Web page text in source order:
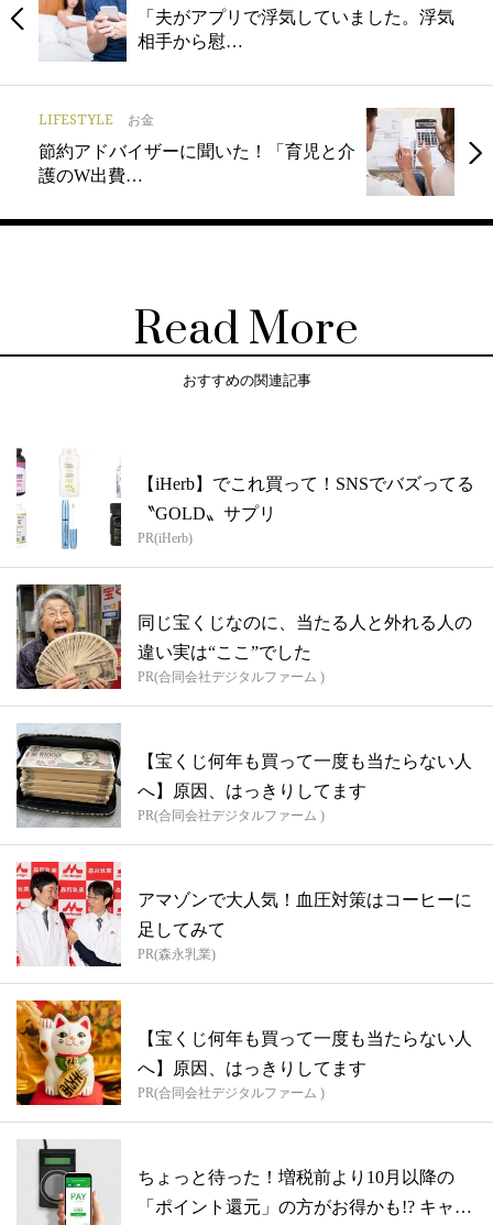
「夫がアプリで浮気していました。浮気
相手から慰…
LIFESTYLE お金
節約アドバイザーに聞いた！「育児と介
護のW出費…
Read More
おすすめの関連記事
【iHerb】でこれ買って！SNSでバズってる
〝GOLD〟サプリ
PR(iHerb)
同じ宝くじなのに、当たる人と外れる人の
違い実は“ここ”でした
PR(合同会社デジタルファーム )
【宝くじ何年も買って一度も当たらない人
へ】原因、はっきりしてます
PR(合同会社デジタルファーム )
アマゾンで大人気！血圧対策はコーヒーに
足してみて
PR(森永乳業)
【宝くじ何年も買って一度も当たらない人
へ】原因、はっきりしてます
PR(合同会社デジタルファーム )
ちょっと待った！増税前より10月以降の
「ポイント還元」の方がお得かも!? キャ